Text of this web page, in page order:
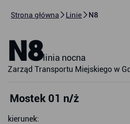
Strona główna Linie N8
N8linia nocna
Zarząd Transportu Miejskiego w
Mostek 01 n/ż
kierunek: